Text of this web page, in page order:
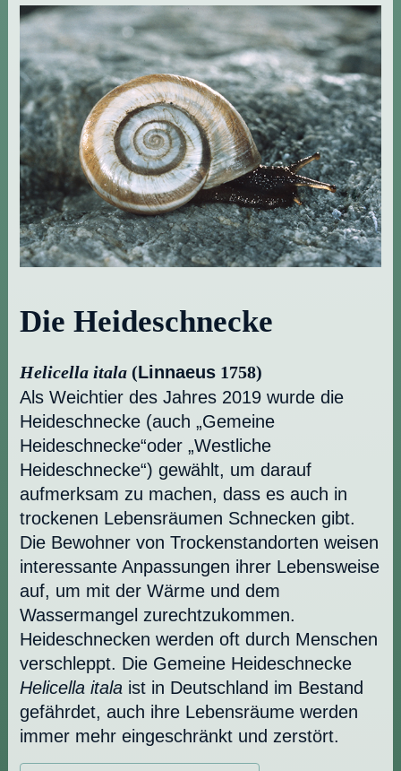
Die Heideschnecke
Helicella itala (Linnaeus 1758)
Als Weichtier des Jahres 2019 wurde die
Heideschnecke (auch „Gemeine
Heideschnecke“oder „Westliche
Heideschnecke“) gewählt, um darauf
aufmerksam zu machen, dass es auch in
trockenen Lebensräumen Schnecken gibt.
Die Bewohner von Trockenstandorten weisen
interessante Anpassungen ihrer Lebensweise
auf, um mit der Wärme und dem
Wassermangel zurechtzukommen.
Heideschnecken werden oft durch Menschen
verschleppt. Die Gemeine Heideschnecke
Helicella itala ist in Deutschland im Bestand
gefährdet, auch ihre Lebensräume werden
immer mehr eingeschränkt und zerstört.